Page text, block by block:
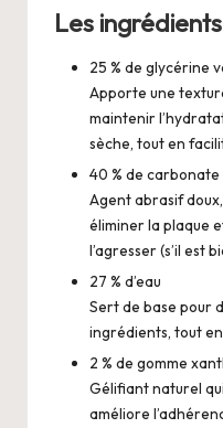
Les
25 % de glycérine
Apporte une
maintenir
sèche, tout en
40 % de carbonate
Agent abrasif
éliminer la plaque
l’agresser (s’il est
27 % d’eau
Sert de base pour
ingrédients, tout
2 % de gomme
Gélifiant naturel
améliore